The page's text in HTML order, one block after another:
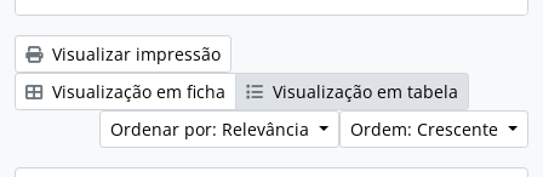
Visualizar impressão
Visualização em ficha
Visualização em tabela
Ordenar por: Relevância
Ordem: Crescente